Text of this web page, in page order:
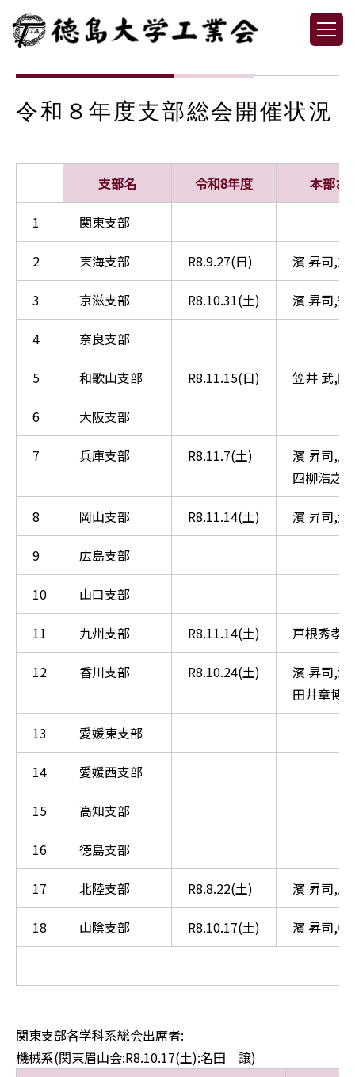
令和８年度支部総会開催状況
支部名 令和8年度 本部お
1 関東支部
2 東海支部 R8.9.27(日) 濱 昇司,重
3 京滋支部 R8.10.31(土) 濱 昇司,安
4 奈良支部
5 和歌山支部 R8.11.15(日) 笠井 武,四
6 大阪支部
7 兵庫支部 R8.11.7(土)
濱 昇司,馬
四柳浩之,
8 岡山支部 R8.11.14(土) 濱 昇司,大
9 広島支部
10 山口支部
11 九州支部 R8.11.14(土) 戸根秀孝,
12 香川支部 R8.10.24(土)
濱 昇司,滑
田井章博,
13 愛媛東支部
14 愛媛西支部
15 高知支部
16 徳島支部
17 北陸支部 R8.8.22(土) 濱 昇司,馬
18 山陰支部 R8.10.17(土) 濱 昇司,中
関東支部各学科系総会出席者:
機械系(関東眉山会:R8.10.17(土):名田 譲)